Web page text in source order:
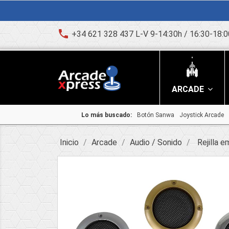
phone +34 621 328 437 L-V 9-14:30h / 16:30-
ARCADE
Lo más buscado: Botón Sanwa Joystick Arcade
Inicio Arcade Audio / Sonido Rejilla